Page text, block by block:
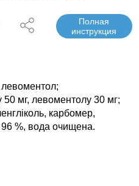
Полная
инструкция
левоментол;
50 мг, левоментолу 30 мг;
карбомер,
96 %, вода очищена.